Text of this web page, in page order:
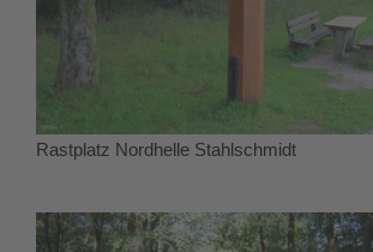
Rastplatz Nordhelle Stahlschmidt